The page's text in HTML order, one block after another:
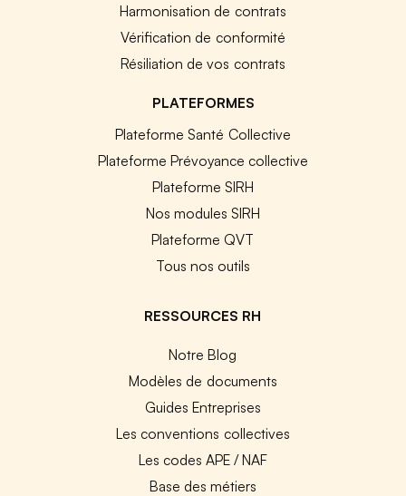
Harmonisation de contrats
Vérification de conformité
Résiliation de vos contrats
PLATEFORMES
Plateforme Santé Collective
Plateforme Prévoyance collective
Plateforme SIRH
Nos modules SIRH
Plateforme QVT
Tous nos outils
RESSOURCES RH
Notre Blog
Modèles de documents
Guides Entreprises
Les conventions collectives
Les codes APE / NAF
Base des métiers